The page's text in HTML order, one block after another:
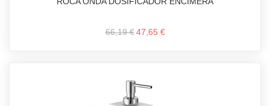
66,19 € 47,65 €